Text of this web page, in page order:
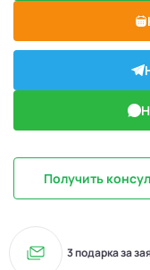
Получить
3 подарка за